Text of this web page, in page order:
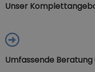
Unser
Umfassende Beratung